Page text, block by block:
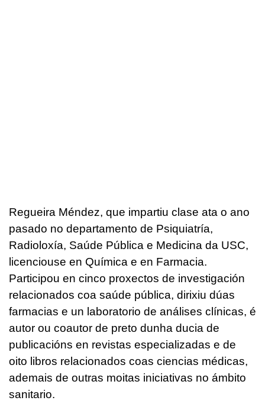
Regueira Méndez, que impartiu clase ata o ano
pasado no departamento de Psiquiatría,
Radioloxía, Saúde Pública e Medicina da USC,
licenciouse en Química e en Farmacia.
Participou en cinco proxectos de investigación
relacionados coa saúde pública, dirixiu dúas
farmacias e un laboratorio de análises clínicas, é
autor ou coautor de preto dunha ducia de
publicacións en revistas especializadas e de
oito libros relacionados coas ciencias médicas,
ademais de outras moitas iniciativas no ámbito
sanitario.